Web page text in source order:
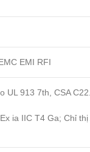
EMI RFI
UL 913 7th, CSA
ia IIC T4 Ga; Chỉ